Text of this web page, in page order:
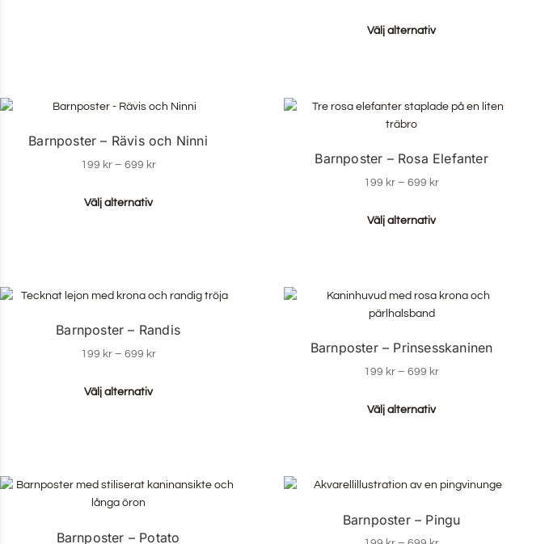
Välj alternativ
Barnposter – Rävis och Ninni
199 kr – 699 kr
Välj alternativ
Barnposter – Rosa Elefanter
199 kr – 699 kr
Välj alternativ
Barnposter – Randis
199 kr – 699 kr
Välj alternativ
Barnposter – Prinsesskaninen
199 kr – 699 kr
Välj alternativ
Barnposter – Potato
Barnposter – Pingu